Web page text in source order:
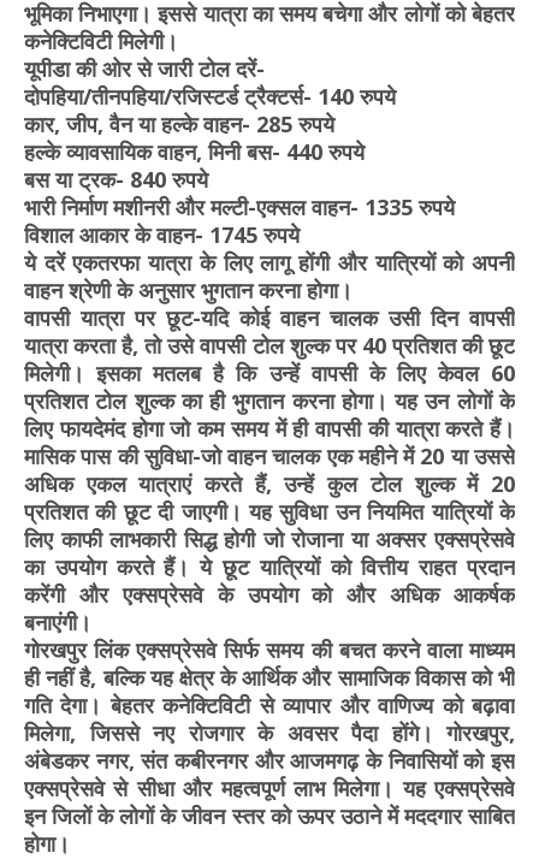
भूमिका निभाएगा। इससे यात्रा का समय बचेगा और लोगों को बेहतर
कनेक्टिविटी मिलेगी।
यूपीडा की ओर से जारी टोल दरें-
दोपहिया/तीनपहिया/रजिस्टर्ड ट्रैक्टर्स- 140 रुपये
कार, जीप, वैन या हल्के वाहन- 285 रुपये
हल्के व्यावसायिक वाहन, मिनी बस- 440 रुपये
बस या ट्रक- 840 रुपये
भारी निर्माण मशीनरी और मल्टी-एक्सल वाहन- 1335 रुपये
विशाल आकार के वाहन- 1745 रुपये
ये दरें एकतरफा यात्रा के लिए लागू होंगी और यात्रियों को अपनी
वाहन श्रेणी के अनुसार भुगतान करना होगा।
वापसी यात्रा पर छूट-यदि कोई वाहन चालक उसी दिन वापसी
यात्रा करता है, तो उसे वापसी टोल शुल्क पर 40 प्रतिशत की छूट
मिलेगी। इसका मतलब है कि उन्हें वापसी के लिए केवल 60
प्रतिशत टोल शुल्क का ही भुगतान करना होगा। यह उन लोगों के
लिए फायदेमंद होगा जो कम समय में ही वापसी की यात्रा करते हैं।
मासिक पास की सुविधा-जो वाहन चालक एक महीने में 20 या उससे
अधिक एकल यात्राएं करते हैं, उन्हें कुल टोल शुल्क में 20
प्रतिशत की छूट दी जाएगी। यह सुविधा उन नियमित यात्रियों के
लिए काफी लाभकारी सिद्ध होगी जो रोजाना या अक्सर एक्सप्रेसवे
का उपयोग करते हैं। ये छूट यात्रियों को वित्तीय राहत प्रदान
करेंगी और एक्सप्रेसवे के उपयोग को और अधिक आकर्षक
बनाएंगी।
गोरखपुर लिंक एक्सप्रेसवे सिर्फ समय की बचत करने वाला माध्यम
ही नहीं है, बल्कि यह क्षेत्र के आर्थिक और सामाजिक विकास को भी
गति देगा। बेहतर कनेक्टिविटी से व्यापार और वाणिज्य को बढ़ावा
मिलेगा, जिससे नए रोजगार के अवसर पैदा होंगे। गोरखपुर,
अंबेडकर नगर, संत कबीरनगर और आजमगढ़ के निवासियों को इस
एक्सप्रेसवे से सीधा और महत्वपूर्ण लाभ मिलेगा। यह एक्सप्रेसवे
इन जिलों के लोगों के जीवन स्तर को ऊपर उठाने में मददगार साबित
होगा।